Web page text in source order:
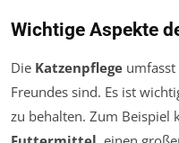
Wichtige Aspekte
Die Katzenpflege
Freundes sind. Es ist
zu behalten. Zum Beispiel